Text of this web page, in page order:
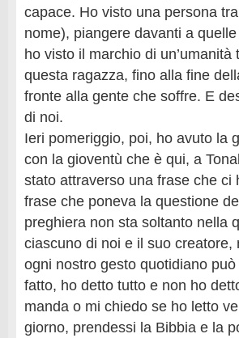
capace. Ho visto una persona
nome), piangere davanti a
ho visto il marchio di
questa ragazza, fino alla fine
fronte alla gente che soffre. E
di noi.
Ieri pomeriggio, poi, ho avuto la
con la gioventù che è qui, a
stato attraverso una frase che
frase che poneva la questione
preghiera non sta soltanto nella
ciascuno di noi e il suo
ogni nostro gesto quotidiano
fatto, ho detto tutto e non ho
manda o mi chiedo se ho letto
giorno, prendessi la Bibbia e la